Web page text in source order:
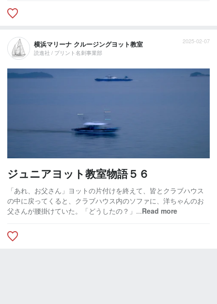
横浜マリーナ クルージングヨット教室
読進社 / プリント名刺事業部
2025-02-07
ジュニアヨット教室物語５６
「あれ、お父さん」ヨットの片付けを終えて、皆とクラブハウス
の中に戻ってくると、クラブハウス内のソファに、洋ちゃんのお
父さんが腰掛けていた。「どうしたの？」...Read more